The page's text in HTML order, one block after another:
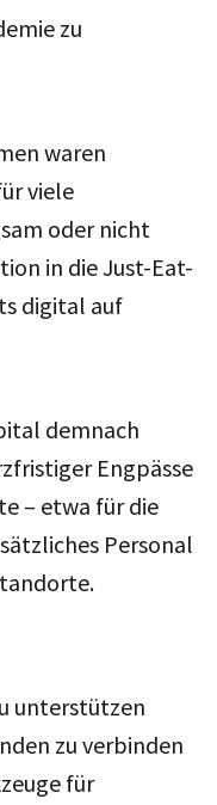
zu
waren
viele
oder nicht
in die Just-Eat-
digital auf
demnach
Engpässe
– etwa fürdie
Personal
unterstützen
zu verbinden
für